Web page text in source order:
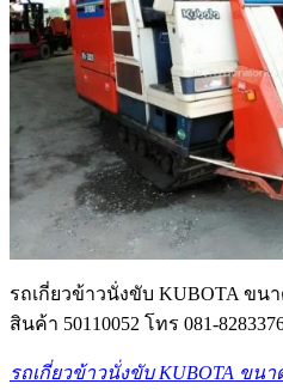
รถเกี่ยวข้าวนั่งขับ KUBOTA ขน
สินค้า 50110052 โทร 081-
รถเกี่ยวข้าวนั่งขับ KUBOTA ขน